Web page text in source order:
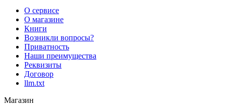
О сервисе
О магазине
Книги
Возникли вопросы?
Приватность
Наши преимущества
Реквизиты
Договор
llm.txt
Магазин